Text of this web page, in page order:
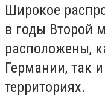
Широкое
в годы Второй
расположены,
Германии, так
территориях.